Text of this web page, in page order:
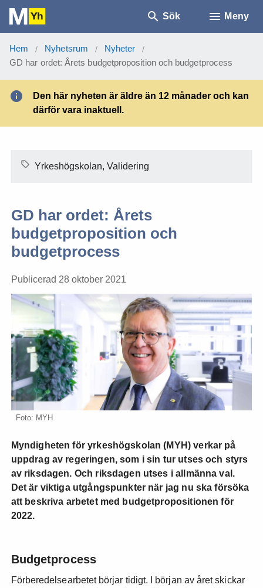
Sök Meny
Hem / Nyhetsrum / Nyheter /
GD har ordet: Årets budgetproposition och budgetprocess
Den här nyheten är äldre än 12 månader och kan
därför vara inaktuell.
Yrkeshögskolan, Validering
GD har ordet: Årets
budgetproposition och
budgetprocess
Publicerad 28 oktober 2021
Foto: MYH
Myndigheten för yrkeshögskolan (MYH) verkar på
uppdrag av regeringen, som i sin tur utses och styrs
av riksdagen. Och riksdagen utses i allmänna val.
Det är viktiga utgångspunkter när jag nu ska försöka
att beskriva arbetet med budgetpropositionen för
2022.
Budgetprocess
Förberedelsearbetet börjar tidigt. I början av året skickar